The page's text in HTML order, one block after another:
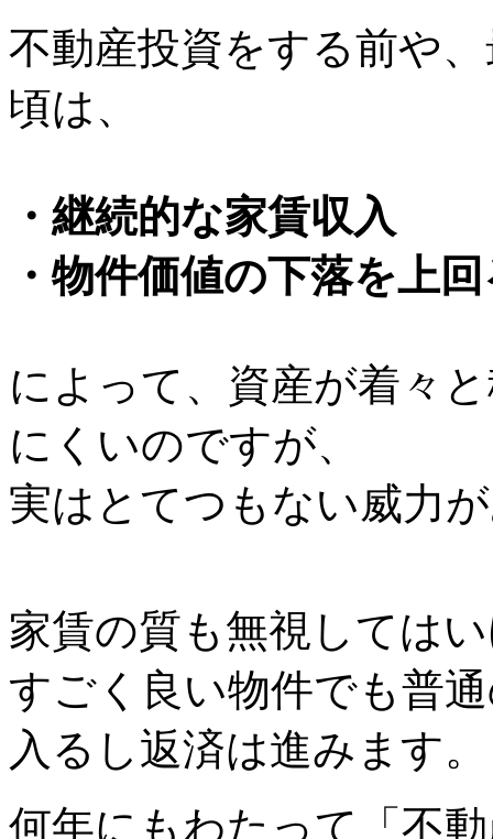
不動産投資をする前や
頃は、
・継続的な家賃収入
・物件価値の下落を上
によって、資産が着々
にくいのですが、
実はとてつもない威力
家賃の質も無視しては
すごく良い物件でも普
入るし返済は進みます。
何年にもわたって「不